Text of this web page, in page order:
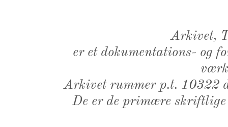
Arkivet,
er et dokumentations- og
Arkivet rummer p.t. 10322
De er de primære